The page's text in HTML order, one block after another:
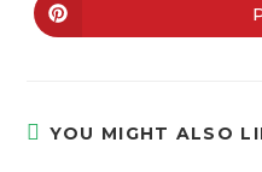
YOU MIGHT ALSO